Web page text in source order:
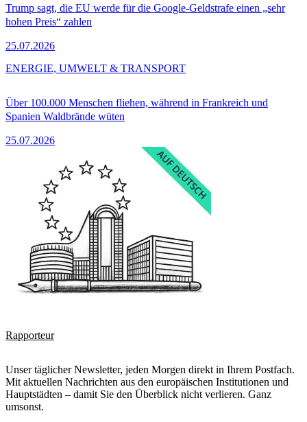
Trump sagt, die EU werde für die Google-Geldstrafe einen „sehr
hohen Preis“ zahlen
25.07.2026
Über 100.000 Menschen fliehen, während in Frankreich und
Spanien Waldbrände wüten
25.07.2026
ENERGIE, UMWELT & TRANSPORT
Rapporteur
Unser täglicher Newsletter, jeden Morgen direkt in Ihrem Postfach.
Mit aktuellen Nachrichten aus den europäischen Institutionen und
Hauptstädten – damit Sie den Überblick nicht verlieren. Ganz
umsonst.